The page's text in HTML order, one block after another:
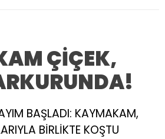
ÇİÇEK,
BAŞLADI: KAYMAKAM,
BİRLİKTE KOŞTU